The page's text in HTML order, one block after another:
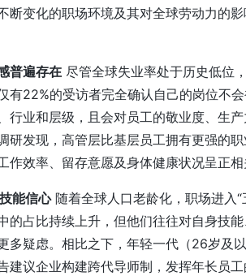
断变化的职场环境及其对全球劳动力的
普遍存在 尽管全球失业率处于历史低位
有22%的受访者完全确认自己的岗位不
行业和层级，且会对员工的敬业度、生
研发现，高管层比基层员工拥有更强的
作效率、留存意愿及身体健康状况呈正
能信心随着全球人口老龄化，职场进入“
的占比持续上升，但他们往往对自身技
多疑虑。相比之下，年轻一代（26岁及
建议企业构建跨代导师制，发挥年长员